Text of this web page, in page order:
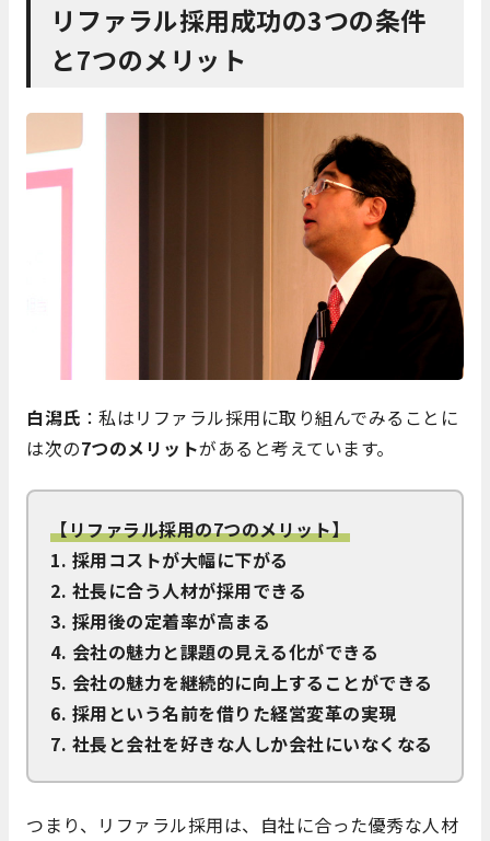
リファラル採用成功の3つの条件
と7つのメリット
白潟氏 ：私はリファラル採用に取り組んでみることに
は次の7つのメリットがあると考えています。
【リファラル採用の7つのメリット】
1. 採用コストが大幅に下がる
2. 社長に合う人材が採用できる
3. 採用後の定着率が高まる
4. 会社の魅力と課題の見える化ができる
5. 会社の魅力を継続的に向上することができる
6. 採用という名前を借りた経営変革の実現
7. 社長と会社を好きな人しか会社にいなくなる
つまり、リファラル採用は、自社に合った優秀な人材